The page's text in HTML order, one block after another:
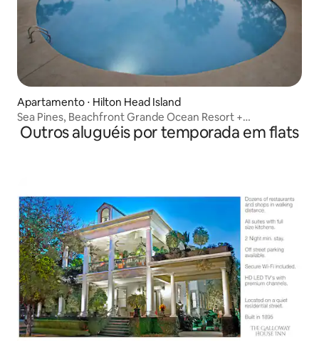
Apartamento ⋅ Hilton Head Island
Sea Pines, Beachfront Grande Ocean Resort +
Comodidades
Outros aluguéis por temporada em flats